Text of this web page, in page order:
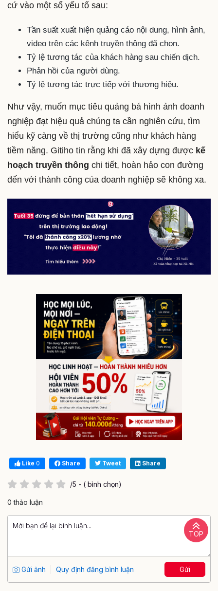
cứ vào một số yếu tố sau:
Tần suất xuất hiện quảng cáo nội dung, hình ảnh,
video trên các kênh truyền thông đã chọn.
Tỷ lệ tương tác của khách hàng sau chiến dịch.
Phản hồi của người dùng.
Tỷ lệ tương tác trực tiếp với thương hiệu.
Như vậy, muốn mục tiêu quảng bá hình ảnh doanh
nghiệp đạt hiệu quả chúng ta cần nghiên cứu, tìm
hiểu kỹ càng về thị trường cũng như khách hàng
tiềm năng. Gitiho tin rằng khi đã xây dựng được kế
hoạch truyền thông chi tiết, hoàn hảo con đường
đến với thành công của doanh nghiệp sẽ không xa.
Like 0 Share Tweet Share
/5 - ( bình chọn)
0 thảo luận
Gửi ảnh Quy định đăng bình luận Gửi
TOP